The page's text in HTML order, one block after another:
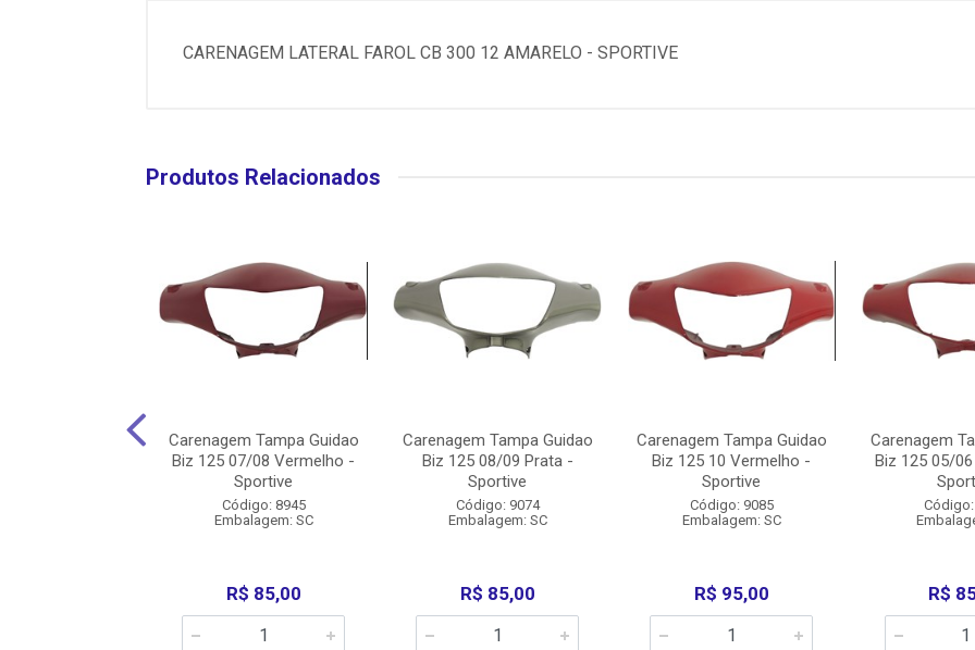
CARENAGEM LATERAL FAROL CB 300 12 AMARELO - SPORTIVE
Produtos Relacionados
Carenagem Tampa Guidao
Biz 125 07/08 Vermelho -
Sportive
Código: 8945
Embalagem: SC
R$ 85,00
Carenagem Tampa Guidao
Biz 125 08/09 Prata -
Sportive
Código: 9074
Embalagem: SC
R$ 85,00
Carenagem Tampa Guidao
Biz 125 10 Vermelho -
Sportive
Código: 9085
Embalagem: SC
R$ 95,00
Carenagem
Biz 125 05/
R$